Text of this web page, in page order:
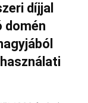
díjjal
domén